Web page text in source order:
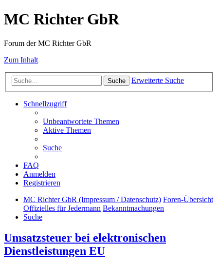
MC Richter GbR
Forum der MC Richter GbR
Zum Inhalt
Suche Erweiterte Suche
Schnellzugriff
Unbeantwortete Themen
Aktive Themen
Suche
FAQ
Anmelden
Registrieren
MC Richter GbR (Impressum / Datenschutz) Foren-Übersicht
Offizielles für Jedermann Bekanntmachungen
Suche
Umsatzsteuer bei elektronischen
Dienstleistungen EU